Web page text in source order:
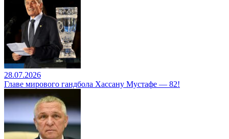
28.07.2026
Главе мирового гандбола Хассану Мустафе — 82!